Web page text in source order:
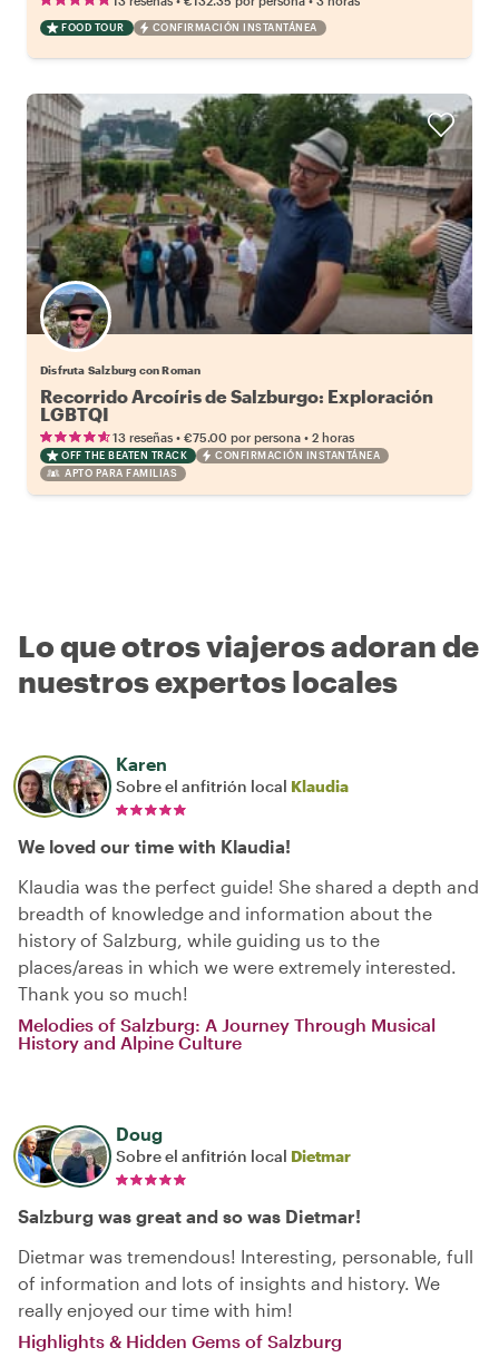
FOOD TOUR CONFIRMACIÓN INSTANTÁNEA
Disfruta Salzburg con Roman
Recorrido Arcoíris de Salzburgo: Exploración
LGBTQI
13 reseñas • €75.00 por persona • 2 horas
OFF THE BEATEN TRACK
CONFIRMACIÓN INSTANTÁNEA
APTO PARA FAMILIAS
Lo que otros viajeros adoran de
nuestros expertos locales
Karen
Sobre el anfitrión local Klaudia
We loved our time with Klaudia!
Klaudia was the perfect guide! She shared a depth and
breadth of knowledge and information about the
history of Salzburg, while guiding us to the
places/areas in which we were extremely interested.
Thank you so much!
Melodies of Salzburg: A Journey Through Musical
History and Alpine Culture
Doug
Sobre el anfitrión local Dietmar
Salzburg was great and so was Dietmar!
Dietmar was tremendous! Interesting, personable, full
of information and lots of insights and history. We
really enjoyed our time with him!
Highlights & Hidden Gems of Salzburg